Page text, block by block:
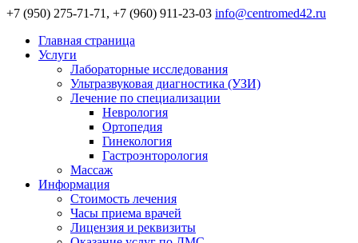
+7 (950) 275-71-71, +7 (960) 911-23-03 info@centromed42.ru
Главная страница
Услуги
Лабораторные исследования
Ультразвуковая диагностика (УЗИ)
Лечение по специализации
Неврология
Ортопедия
Гинекология
Гастроэнторология
Массаж
Информация
Стоимость лечения
Часы приема врачей
Лицензия и реквизиты